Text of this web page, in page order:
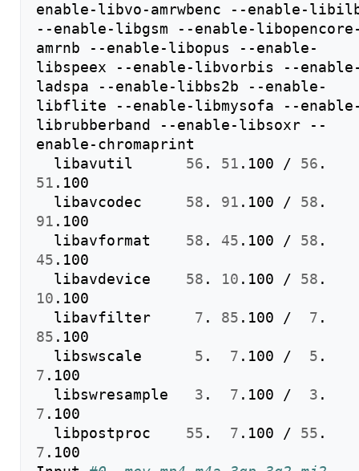
enable-libvo-amrwbenc --enable-
--enable-libgsm --enable-
amrnb --enable-libopus --enable-
libspeex --enable-libvorbis --
ladspa --enable-libbs2b --enable-
libflite --enable-libmysofa --
librubberband --enable-libsoxr --
enable-chromaprint
  libavutil
56 . 51 .100 / 56
51 .100
  libavcodec
58 . 91 .100 / 58
91 .100
  libavformat
58 . 45 .100 / 58
45 .100
  libavdevice
58 . 10 .100 / 58
10 .100
  libavfilter
7 . 85 .100 / 7
85 .100
  libswscale
5 . 7 .100 / 5
7 .100
  libswresample
3 . 7 .100 / 3
7 .100
  libpostproc
55 . 7 .100 / 55
7 .100